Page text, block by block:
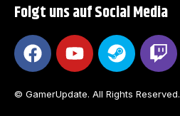
Folgt uns auf Social Media
© GamerUpdate. All Rights Reserved.